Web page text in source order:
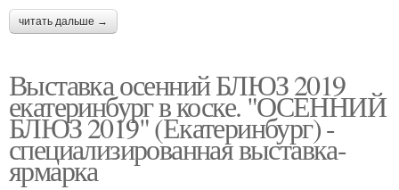
читать дальше →
Выставка осенний БЛЮЗ 2019
екатеринбург в коске. "ОСЕННИЙ
БЛЮЗ 2019" (Екатеринбург) -
специализированная выставка-
ярмарка